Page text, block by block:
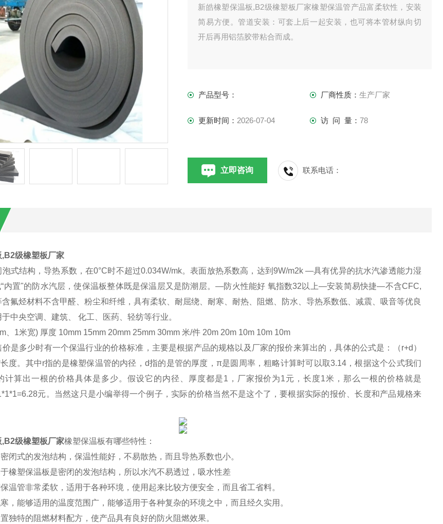
新皓橡塑保温板,B2级橡塑板厂家橡塑保温管产品富柔软性，安装
简易方便。管道安装：可套上后一起安装，也可将本管材纵向切
开后再用铝箔胶带粘合而成。
产品型号： 厂商性质： 生产厂家
更新时间： 2026-07-04 访 问 量： 78
立即咨询 联系电话：
级橡塑板厂家
式结构，导热系数，在0°C时不超过0.034W/mk。表面放热系数高，达到9W/m2k —具有优异的抗水汽渗透能力湿
“内置"的防水汽层，使保温板整体既是保温层又是防潮层。—防火性能好 氧指数32以上—安装简易快捷—不含CFC,
氟烃材料不含甲醛、粉尘和纤维，具有柔软、耐屈绕、耐寒、耐热、阻燃、防水、导热系数低、减震、吸音等优良
中央空调、建筑、 化工、医药、轻纺等行业。
1米宽) 厚度 10mm 15mm 20mm 25mm 30mm 米/件 20m 20m 10m 10m 10m
是多少时有一个保温行业的价格标准，主要是根据产品的规格以及厂家的报价来算出的，具体的公式是：（r+d）
度。其中r指的是橡塑保温管的内径，d指的是管的厚度，π是圆周率，粗略计算时可以取3.14，根据这个公式我们
计算出一根的价格具体是多少。假设它的内径、厚度都是1，厂家报价为1元，长度1米，那么一根的价格就是
元。当然这只是小编举得一个例子，实际的价格当然不是这个了，要根据实际的报价、长度和产品规格来
级橡塑板厂家橡塑保温板有哪些特性：
闭式的发泡结构，保温性能好，不易散热，而且导热系数也小。
橡塑保温板是密闭的发泡结构，所以水汽不易透过，吸水性差
温管非常柔软，适用于各种环境，使用起来比较方便安全，而且省工省料。
，能够适用的温度范围广，能够适用于各种复杂的环境之中，而且经久实用。
独特的阻燃材料配方，使产品具有良好的防火阻燃效果。